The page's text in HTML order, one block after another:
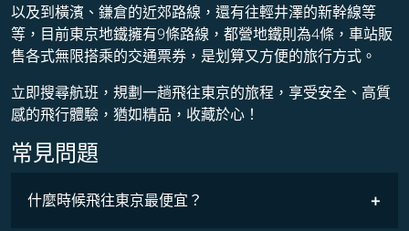
以及到橫濱、鎌倉的近郊路線，還有往輕井澤的新幹線等
等，目前東京地鐵擁有9條路線，都營地鐵則為4條，車站販
售各式無限搭乘的交通票券，是划算又方便的旅行方式。
立即搜尋航班，規劃一趟飛往東京的旅程，享受安全、高質
感的飛行體驗，猶如精品，收藏於心！
常見問題
什麼時候飛往東京最便宜？